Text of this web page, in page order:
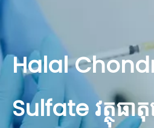
Halal
Sulfate វត្ថុធា